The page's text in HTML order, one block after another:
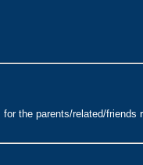
the parents/related/friends